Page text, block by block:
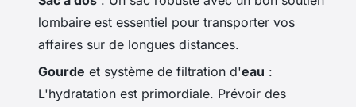
lombaire est essentiel pour transporter vos
affaires sur de longues distances.
Gourde et système de filtration d'eau :
L'hydratation est primordiale. Prévoir des